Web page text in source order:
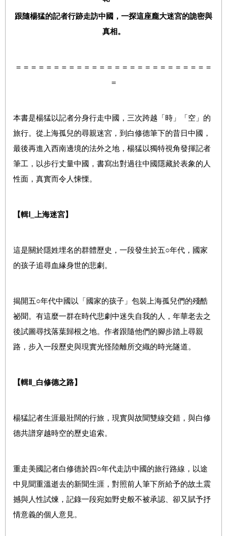
跟隨楊猛的記者行跡走訪中國，一探這座龐大迷宮的詭密與
真相。
＝＝＝＝＝＝＝＝＝＝＝＝＝＝＝＝＝＝＝＝＝＝＝＝＝＝
＝
本書是楊猛以記者分身行走中國，三次跨越「時」「空」的
旅行。從上海孤兒的尋親迷宮，到白修德筆下的昔日中國，
最後再進入西南邊境的法外之地，楊猛以獨特視角發揮記者
筆工，以步行丈量中國，書寫出對過往中國隱藏於表象的人
性面，真實而令人悚慄。
【輯Ⅰ 上海迷宮】
這是關於隱姓埋名的群體歷史，一段發生於五○年代，國家
的孩子追尋血緣身世的悲劇。
揭開五○年代中國以「國家的孩子」包裝上海孤兒們的殘酷
祕聞。有這麼一群在時代悲劇中迷失自我的人，年華老去之
後試圖尋找落葉歸根之地。作者跟隨他們的腳步踏上尋親
路，步入一段歷史與現實光怪陸離所交織的時光隧道。
【輯Ⅱ 白修德之路】
楊猛記者生涯最壯闊的行旅，現實與故聞雙線交錯，與白修
德共譜穿越時空的歷史追索。
重走美國記者白修德於四○年代走訪中國的旅行路線，以途
中見聞重溫逝去的新聞生涯，對照前人筆下所給予的故土震
撼與人性試煉，記錄一段宛如野史般不被承認、卻又賦予抒
情意義的個人意見。